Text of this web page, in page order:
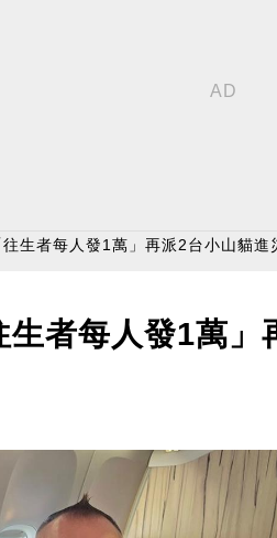
生者每人發1萬」再派2台小山貓進
生者每人發1萬」